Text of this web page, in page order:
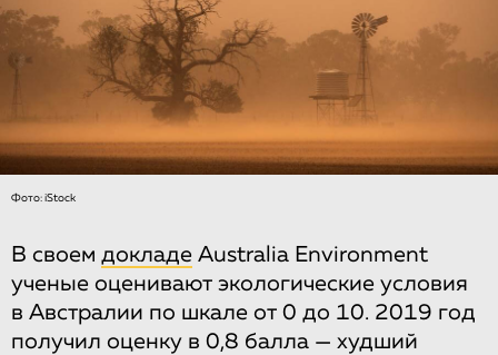
Фото: iStock
В своем докладе Australia Environment
ученые оценивают экологические условия
в Австралии по шкале от 0 до 10. 2019 год
получил оценку в 0,8 балла — худший